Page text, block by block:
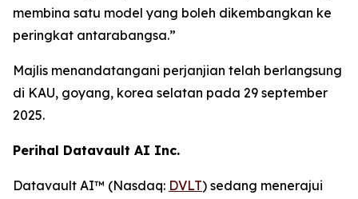
membina satu model yang boleh dikembangkan ke
peringkat antarabangsa.”
Majlis menandatangani perjanjian telah berlangsung
di KAU, goyang, korea selatan pada 29 september
2025.
Perihal Datavault AI Inc.
Datavault AI™ (Nasdaq: DVLT) sedang menerajui